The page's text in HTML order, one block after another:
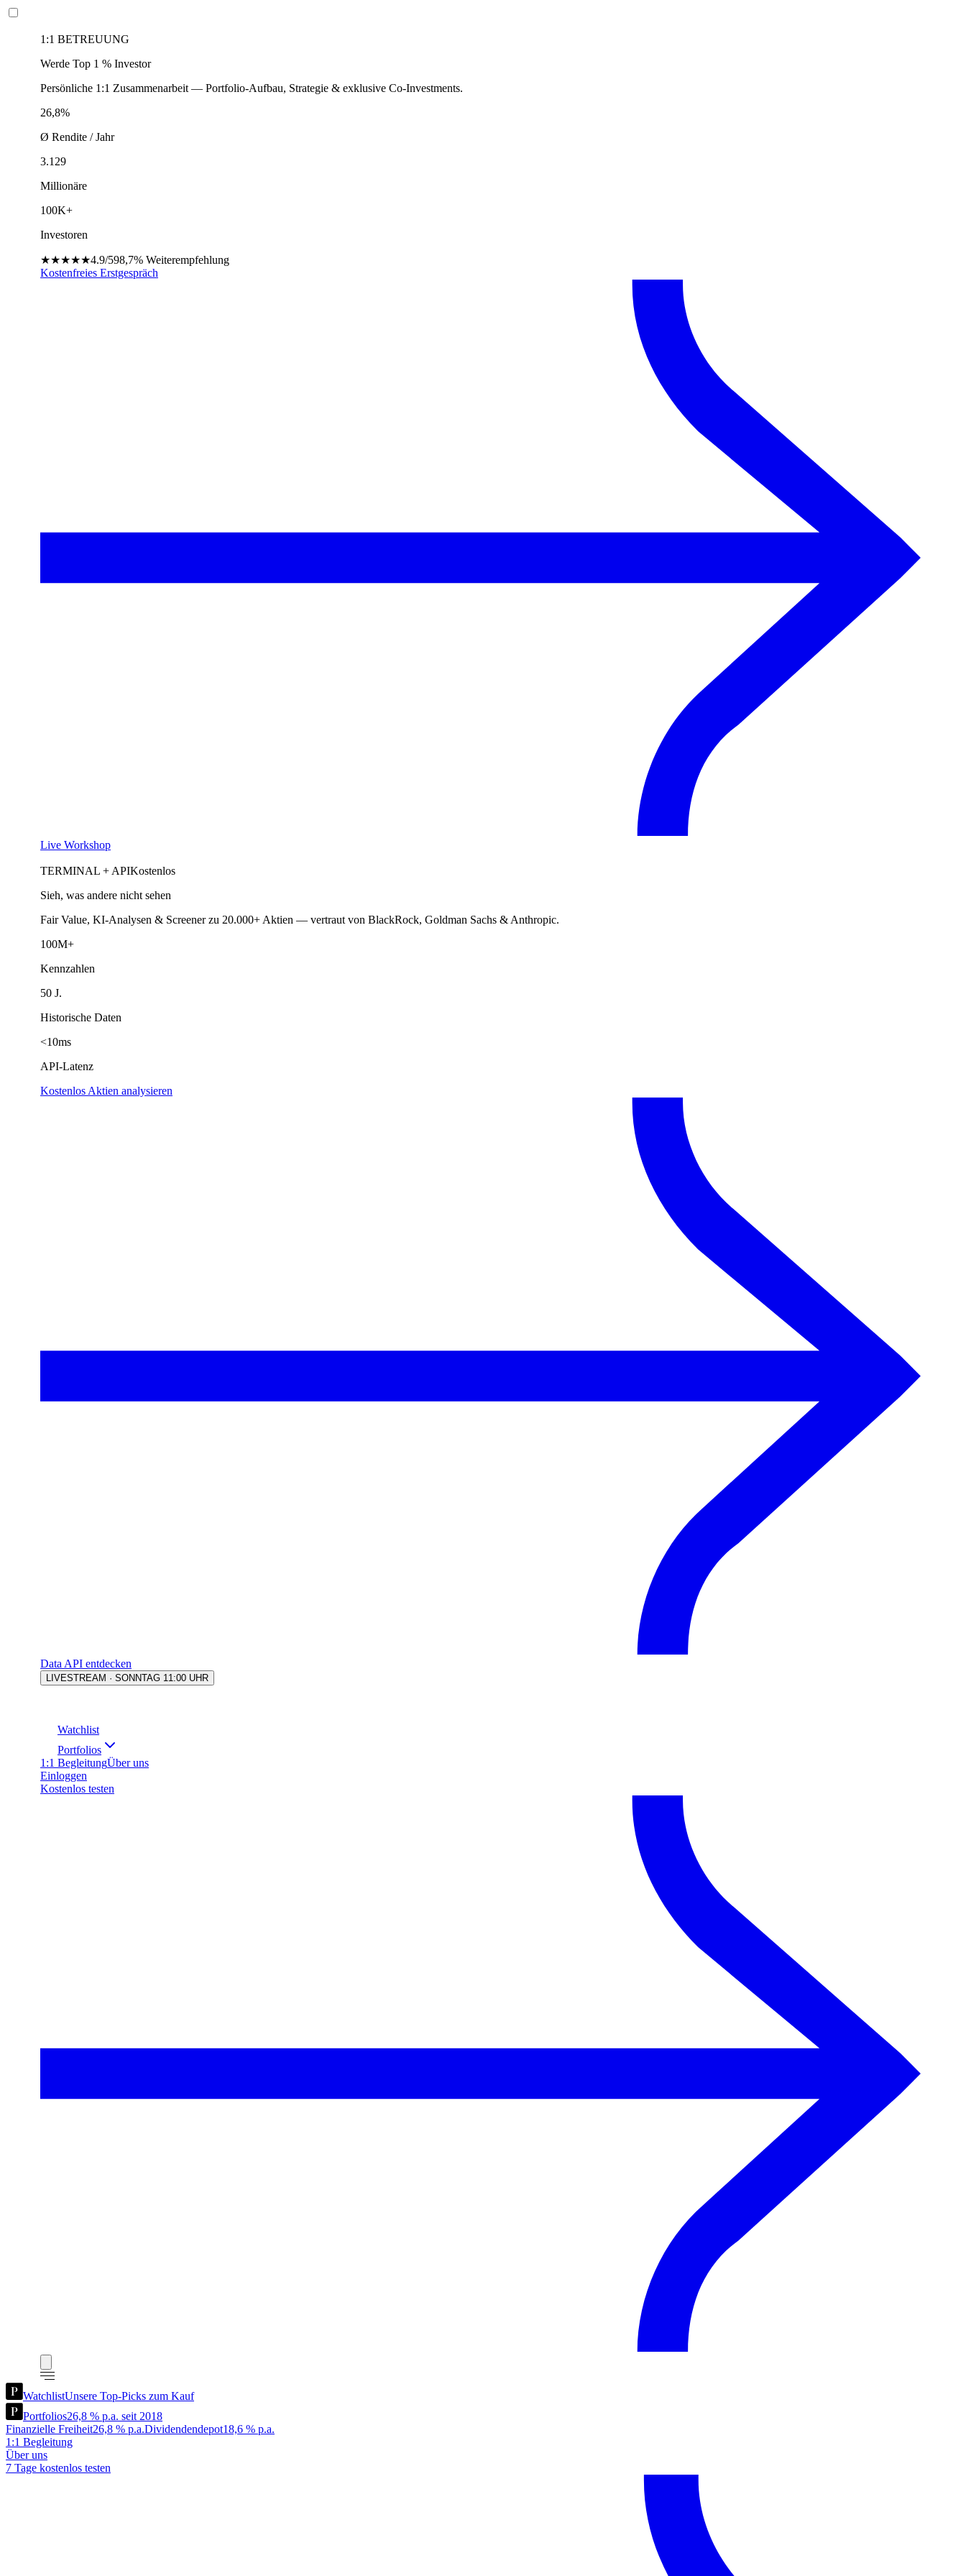
1:1 BETREUUNG
Werde Top 1 % Investor
Persönliche 1:1 Zusammenarbeit — Portfolio-Aufbau, Strategie & exklusive Co-Investments.
26,8%
Ø Rendite / Jahr
3.129
Millionäre
100K+
Investoren
★★★★★4.9/598,7% Weiterempfehlung
Kostenfreies Erstgespräch
Live Workshop
TERMINAL + APIKostenlos
Sieh, was andere nicht sehen
Fair Value, KI-Analysen & Screener zu 20.000+ Aktien — vertraut von BlackRock, Goldman Sachs & Anthropic.
100M+
Kennzahlen
50 J.
Historische Daten
<10ms
API-Latenz
Kostenlos Aktien analysieren
Data API entdecken
LIVESTREAM · SONNTAG 11:00 UHR
Watchlist
Portfolios
1:1 BegleitungÜber uns
Einloggen
Kostenlos testen
WatchlistUnsere Top-Picks zum Kauf
Portfolios26,8 % p.a. seit 2018
Finanzielle Freiheit26,8 % p.a.Dividendendepot18,6 % p.a.
1:1 Begleitung
Über uns
7 Tage kostenlos testen